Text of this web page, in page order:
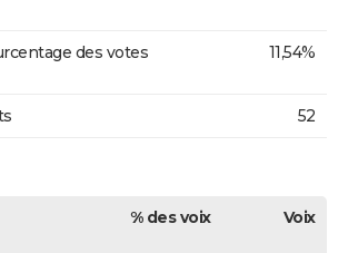
des votes
11,54%
52
% des voix Voix